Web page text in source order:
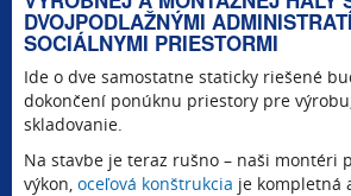
DVOJPODLAŽNÝMI
SOCIÁLNYMI PRIESTORMI
Ide o dve samostatne staticky riešené
dokončení ponúknu priestory pre
skladovanie.
Na stavbe je teraz rušno – naši montéri
výkon, oceľová konštrukcia je kompletná